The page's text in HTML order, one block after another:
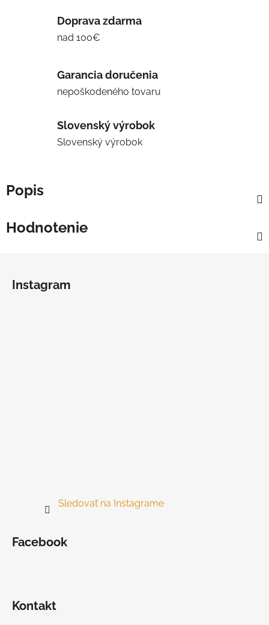
Doprava zdarma
nad 100€
Garancia doručenia
nepoškodeného tovaru
Slovenský výrobok
Slovenský výrobok
Popis
Hodnotenie
Instagram
Sledovať na Instagrame
Facebook
Kontakt